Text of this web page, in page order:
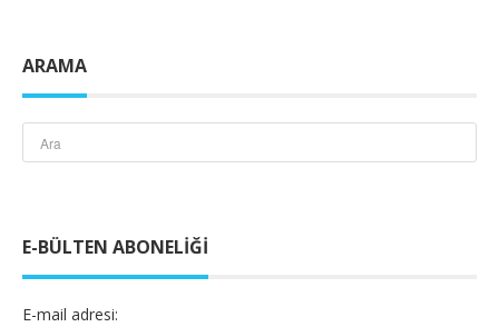
ARAMA
E-BÜLTEN ABONELIĞI
E-mail adresi: